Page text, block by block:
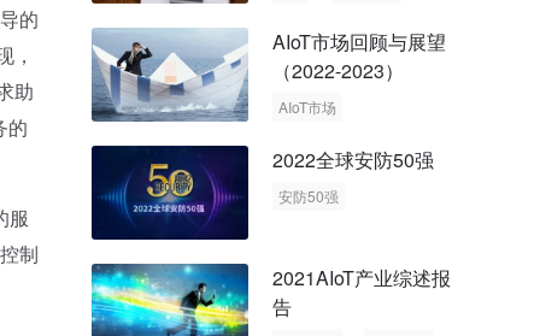
的
，
助
的
服
制
AIoT市场回顾与展望
（2022-2023）
AIoT市场
2022全球安防50强
安防50强
2021AIoT产业综述报
告